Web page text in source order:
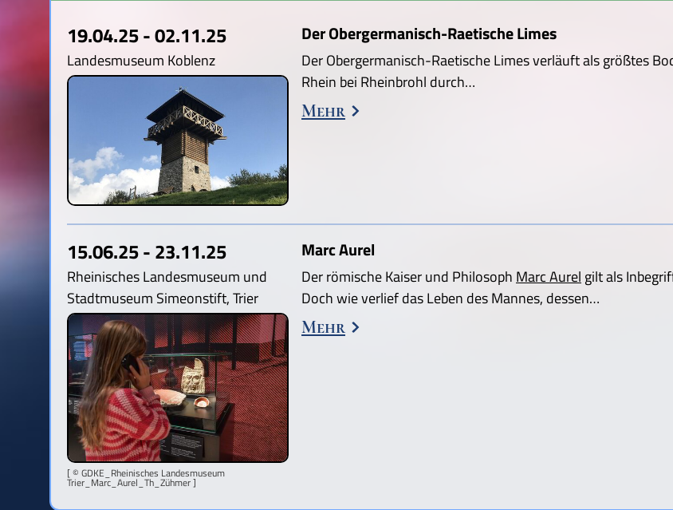
19.04.25 - 02.11.25
Landesmuseum Koblenz
Der Obergermanisch-Raetische Limes
Der Obergermanisch-Raetische Limes verläuft als größtes
Rhein bei Rheinbrohl durch…
Mehr
15.06.25 - 23.11.25
Rheinisches Landesmuseum und
Stadtmuseum Simeonstift, Trier
[ © GDKE_Rheinisches Landesmuseum
Trier_Marc_Aurel_Th_Zühmer ]
Marc Aurel
Der römische Kaiser und Philosoph Marc Aurel gilt als
Doch wie verlief das Leben des Mannes, dessen…
Mehr